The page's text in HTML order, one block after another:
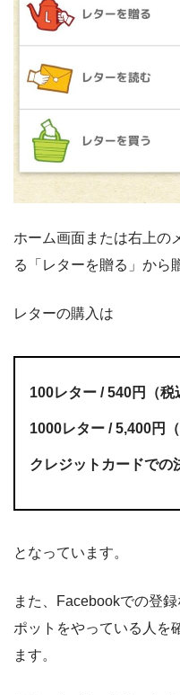
ホーム画面または右上の
る「レターを贈る」から
レターの購入は
100レター / 540円（税
1000レター / 5,400円（
クレジットカードでの
となっています。
また、Facebookでの登
ポットをやっている人を
ます。